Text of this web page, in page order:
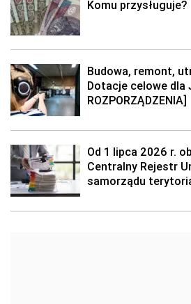
Komu przysługuje?
Budowa, remont,
Dotacje celowe dla
ROZPORZĄDZENIA]
Od 1 lipca 2026 r.
Centralny Rejestr
samorządu